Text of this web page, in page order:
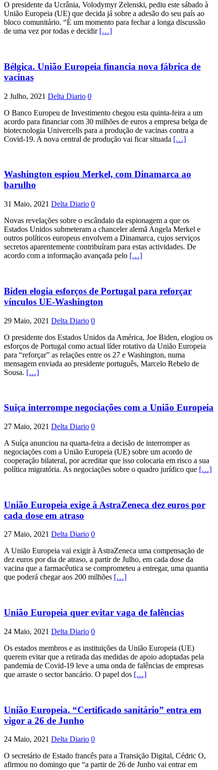
O presidente da Ucrânia, Volodymyr Zelenski, pediu este sábado à
União Europeia (UE) que decida já sobre a adesão do seu país ao
bloco comunitário. “É um momento para fechar a longa discussão
de uma vez por todas e decidir […]
Bélgica. União Europeia financia nova fábrica de
vacinas
2 Julho, 2021 Delta Diario 0
O Banco Europeu de Investimento chegou esta quinta-feira a um
acordo para financiar com 30 milhões de euros a empresa belga de
biotecnologia Univercells para a produção de vacinas contra a
Covid-19. A nova central de produção vai ficar situada […]
Washington espiou Merkel, com Dinamarca ao
barulho
31 Maio, 2021 Delta Diario 0
Novas revelações sobre o escândalo da espionagem a que os
Estados Unidos submeteram a chanceler alemã Angela Merkel e
outros políticos europeus envolvem a Dinamarca, cujos serviços
secretos aparentemente contribuíram para estas actividades. De
acordo com a informação avançada pelo […]
Biden elogia esforços de Portugal para reforçar
vínculos UE-Washington
29 Maio, 2021 Delta Diario 0
O presidente dos Estados Unidos da América, Joe Biden, elogiou os
esforços de Portugal como actual líder rotativo da União Europeia
para “reforçar” as relações entre os 27 e Washington, numa
mensagem enviada ao presidente português, Marcelo Rebelo de
Sousa. […]
Suiça interrompe negociações com a União Europeia
27 Maio, 2021 Delta Diario 0
A Suíça anunciou na quarta-feira a decisão de interromper as
negociações com a União Europeia (UE) sobre um acordo de
cooperação bilateral, por acreditar que isso colocaria em risco a sua
política migratória. As negociações sobre o quadro jurídico que […]
União Europeia exige à AstraZeneca dez euros por
cada dose em atraso
27 Maio, 2021 Delta Diario 0
A União Europeia vai exigir à AstraZeneca uma compensação de
dez euros por dia de atraso, a partir de Julho, em cada dose da
vacina que a farmacêutica se comprometeu a entregar, uma quantia
que poderá chegar aos 200 milhões […]
União Europeia quer evitar vaga de falências
24 Maio, 2021 Delta Diario 0
Os estados membros e as instituições da União Europeia (UE)
querem evitar que a retirada das medidas de apoio adoptadas pela
pandemia de Covid-19 leve a uma onda de falências de empresas
que arraste o sector bancário. O papel dos […]
União Europeia. “Certificado sanitário” entra em
vigor a 26 de Junho
24 Maio, 2021 Delta Diario 0
O secretário de Estado francês para a Transição Digital, Cédric O,
afirmou no domingo que “a partir de 26 de Junho vai entrar em